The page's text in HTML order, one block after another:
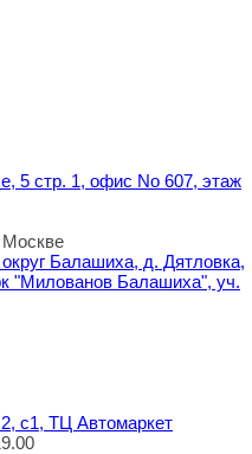
5 стр. 1, офис No 607, этаж
Москве
Балашиха, д. Дятловка,
"Милованов Балашиха", уч.
с1, ТЦ Автомаркет